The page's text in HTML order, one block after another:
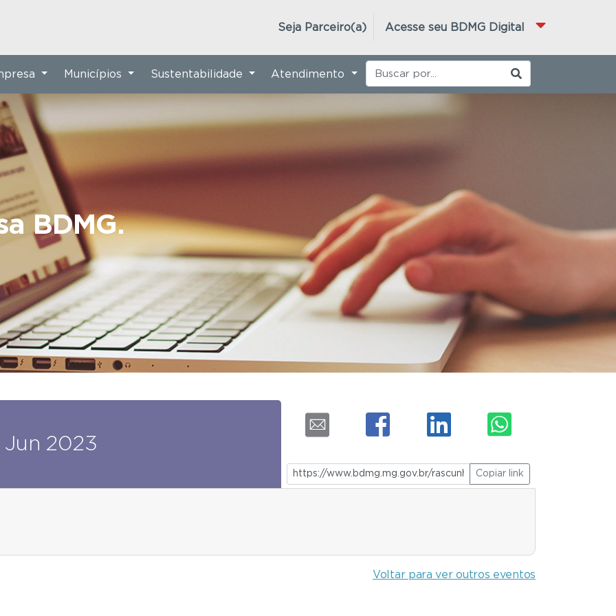
Acesse seu BDMG Digital
Seja Parceiro(a)
BDMG.
Municípios Sustentabilidade Atendimento
Jun 2023
Copiar link
Voltar para ver outros eventos